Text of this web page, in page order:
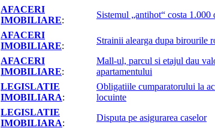
AFACERI
IMOBILIARE:
Sistemul „antihot“ costa 1.000
AFACERI
IMOBILIARE:
Strainii alearga dupa birourile
AFACERI
IMOBILIARE:
Mall-ul, parcul si etajul dau
apartamentului
LEGISLATIE
IMOBILIARA:
Obligatiile cumparatorului la
locuinte
LEGISLATIE
IMOBILIARA:
Disputa pe asigurarea caselor